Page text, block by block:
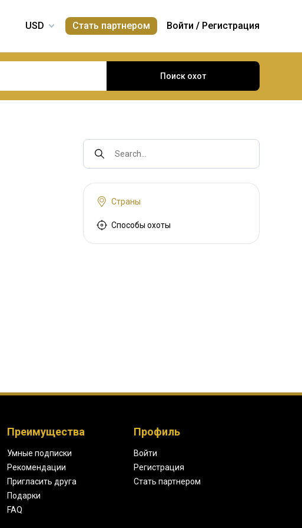
Стать партнером Войти / Регистрация
Поиск охот
Search...
Страны
Способы охоты
Преимущества
Умные подписки
Рекомендации
Пригласить друга
Подарки
FAQ
Профиль
Войти
Регистрация
Стать партнером